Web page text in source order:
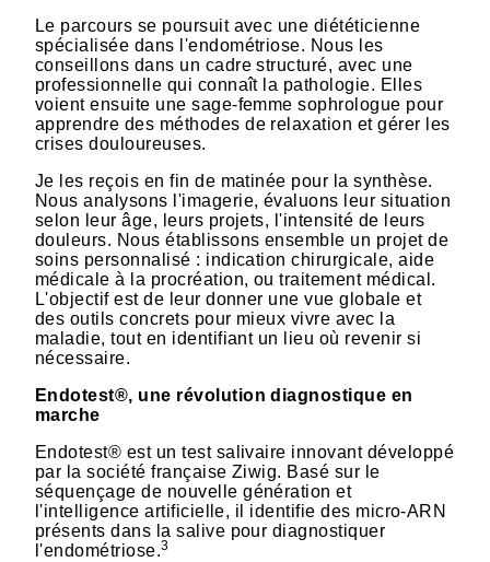
Le parcours se poursuit avec une diététicienne
spécialisée dans l'endométriose. Nous les
conseillons dans un cadre structuré, avec une
professionnelle qui connaît la pathologie. Elles
voient ensuite une sage-femme sophrologue pour
apprendre des méthodes de relaxation et gérer les
crises douloureuses.
Je les reçois en fin de matinée pour la synthèse.
Nous analysons l'imagerie, évaluons leur situation
selon leur âge, leurs projets, l'intensité de leurs
douleurs. Nous établissons ensemble un projet de
soins personnalisé : indication chirurgicale, aide
médicale à la procréation, ou traitement médical.
L'objectif est de leur donner une vue globale et
des outils concrets pour mieux vivre avec la
maladie, tout en identifiant un lieu où revenir si
nécessaire.
Endotest®, une révolution diagnostique en
marche
Endotest® est un test salivaire innovant développé
par la société française Ziwig. Basé sur le
séquençage de nouvelle génération et
l'intelligence artificielle, il identifie des micro-ARN
présents dans la salive pour diagnostiquer
l'endométriose.3